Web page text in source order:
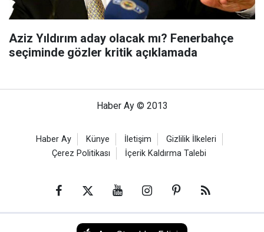
Aziz Yıldırım aday olacak mı? Fenerbahçe
seçiminde gözler kritik açıklamada
Haber Ay © 2013
Haber Ay Künye İletişim
Gizlilik İlkeleri
Çerez Politikası
İçerik Kaldırma Talebi